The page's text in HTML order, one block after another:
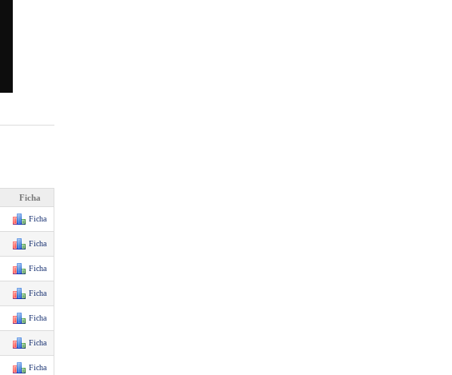
Ficha
Ficha
Ficha
Ficha
Ficha
Ficha
Ficha
Ficha